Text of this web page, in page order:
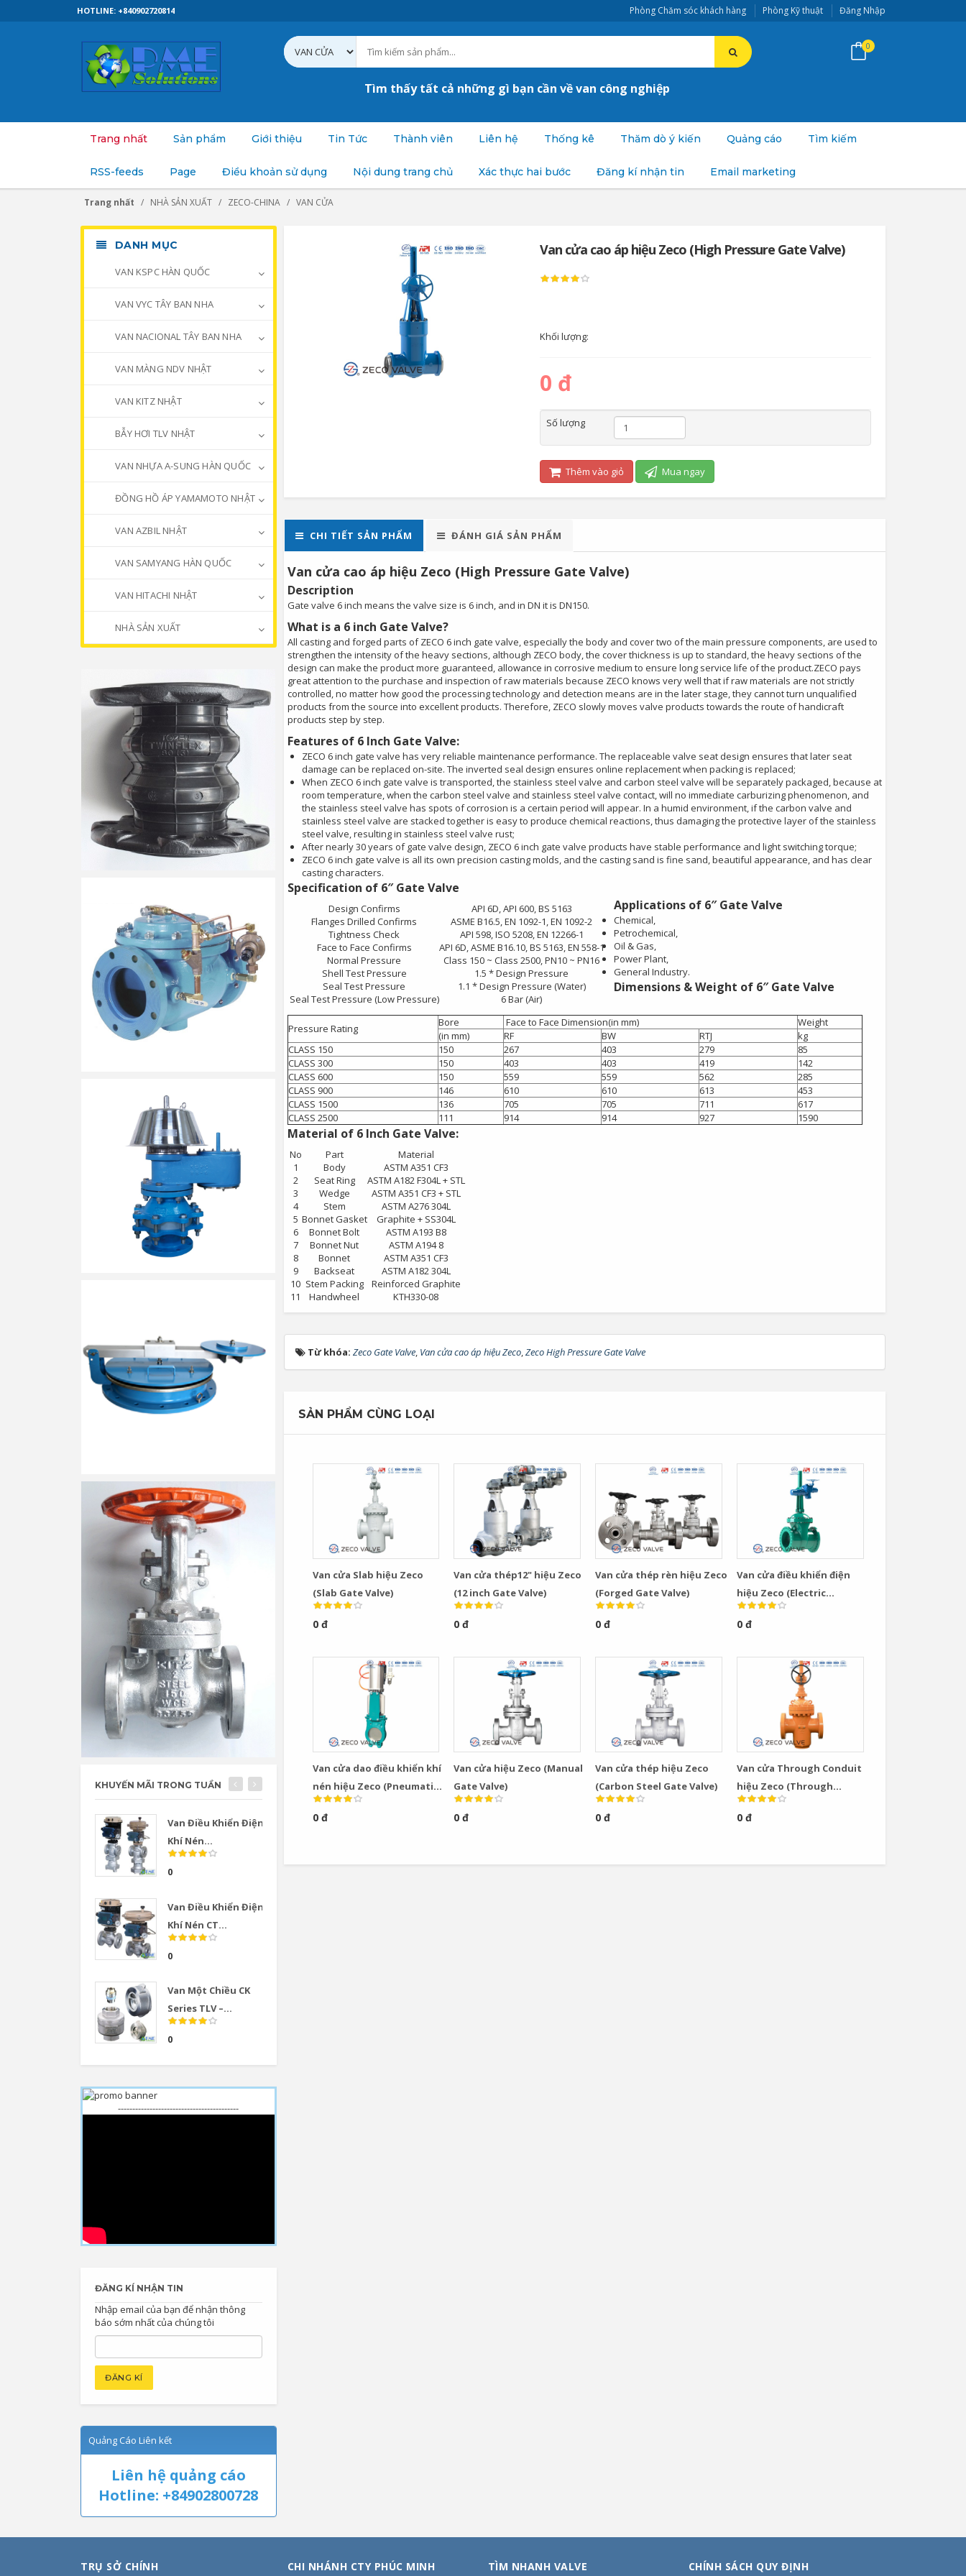
Phòng Chăm sóc khách hàng Phòng Kỹ thuật Đăng Nhập
HOTLINE: +840902720814
Tìm thấy tất cả những gì bạn cần về van công nghiệp
0
Trang nhất Sản phẩm Giới thiệu Tin Tức Thành viên Liên hệ Thống kê Thăm dò ý kiến Quảng cáo Tìm kiếm
RSS-feeds Page Điều khoản sử dụng Nội dung trang chủ Xác thực hai bước Đăng kí nhận tin Email marketing
Trang nhất NHÀ SẢN XUẤT ZECO-CHINA VAN CỬA
Van cửa cao áp hiệu Zeco (High Pressure Gate Valve)
Khối lượng:
0 đ
Số lượng
Thêm vào giỏ Mua ngay
CHI TIẾT SẢN PHẨM ĐÁNH GIÁ SẢN PHẨM
Van cửa cao áp hiệu Zeco (High Pressure Gate Valve)
Description
Gate valve 6 inch means the valve size is 6 inch, and in DN it is DN150.
What is a 6 inch Gate Valve?
All casting and forged parts of ZECO 6 inch gate valve, especially the body and cover two of the main pressure components, are used to
strengthen the intensity of the heavy sections, although ZECO body, the cover thickness is up to standard, the heavy sections of the
design can make the product more guaranteed, allowance in corrosive medium to ensure long service life of the product.ZECO pays
great attention to the purchase and inspection of raw materials because ZECO knows very well that if raw materials are not strictly
controlled, no matter how good the processing technology and detection means are in the later stage, they cannot turn unqualified
products from the source into excellent products. Therefore, ZECO slowly moves valve products towards the route of handicraft
products step by step.
Features of 6 Inch Gate Valve:
ZECO 6 inch gate valve has very reliable maintenance performance. The replaceable valve seat design ensures that later seat
damage can be replaced on-site. The inverted seal design ensures online replacement when packing is replaced;
When ZECO 6 inch gate valve is transported, the stainless steel valve and carbon steel valve will be separately packaged, because at
room temperature, when the carbon steel valve and stainless steel valve contact, will no immediate carburizing phenomenon, and
the stainless steel valve has spots of corrosion is a certain period will appear. In a humid environment, if the carbon valve and
stainless steel valve are stacked together is easy to produce chemical reactions, thus damaging the protective layer of the stainless
steel valve, resulting in stainless steel valve rust;
After nearly 30 years of gate valve design, ZECO 6 inch gate valve products have stable performance and light switching torque;
ZECO 6 inch gate valve is all its own precision casting molds, and the casting sand is fine sand, beautiful appearance, and has clear
casting characters.
Specification of 6″ Gate Valve
Design Confirms
API 6D, API 600, BS 5163
Flanges Drilled Confirms
ASME B16.5, EN 1092-1, EN 1092-2
Tightness Check
API 598, ISO 5208, EN 12266-1
Face to Face Confirms
API 6D, ASME B16.10, BS 5163, EN 558-1
Normal Pressure
Class 150 ~ Class 2500, PN10 ~ PN16
Shell Test Pressure
1.5 * Design Pressure
Seal Test Pressure
1.1 * Design Pressure (Water)
Seal Test Pressure (Low Pressure)
6 Bar (Air)
Applications of 6″ Gate Valve
Chemical,
Petrochemical,
Oil & Gas,
Power Plant,
General Industry.
Dimensions & Weight of 6″ Gate Valve
Pressure Rating Bore Face to Face Dimension(in mm)
Weight
(in mm)
RF BW RTJ
kg
CLASS 150
150 267 403 279
85
CLASS 300
150 403 403 419
142
CLASS 600
150 559 559 562
285
CLASS 900
146 610 610 613
453
CLASS 1500
136 705 705 711
617
CLASS 2500
111 914 914 927 1590
Material of 6 Inch Gate Valve:
No Part
Material
1
Body
ASTM A351 CF3
2
Seat Ring
ASTM A182 F304L + STL
3
Wedge
ASTM A351 CF3 + STL
4
Stem
ASTM A276 304L
5 Bonnet Gasket
Graphite + SS304L
6
Bonnet Bolt
ASTM A193 B8
7
Bonnet Nut
ASTM A194 8
8
Bonnet
ASTM A351 CF3
9
Backseat
ASTM A182 304L
10 Stem Packing
Reinforced Graphite
11
Handwheel KTH330-08
Từ khóa: Zeco Gate Valve, Van cửa cao áp hiệu Zeco,Zeco High Pressure Gate Valve
SẢN PHẨM CÙNG LOẠI
Van cửa Slab hiệu Zeco
(Slab Gate Valve)
0 đ
Van cửa thép12" hiệu Zeco
(12 inch Gate Valve)
0 đ
Van cửa thép rèn hiệu Zeco
(Forged Gate Valve)
0 đ
Van cửa điều khiển điện
hiệu Zeco (Electric
Actuated Gate Valve)
0 đ
Van cửa dao điều khiển khí
nén hiệu Zeco (Pneumatic
Knife Gate Valve)
0 đ
Van cửa hiệu Zeco (Manual
Gate Valve)
0 đ
Van cửa thép hiệu Zeco
(Carbon Steel Gate Valve)
0 đ
Van cửa Through Conduit
hiệu Zeco (Through
Conduit Gate Valve)
0 đ
DANH MỤC
VAN KSPC HÀN QUỐC
VAN VYC TÂY BAN NHA
VAN NACIONAL TÂY BAN NHA
VAN MÀNG NDV NHẬT
VAN KITZ NHẬT
BẪY HƠI TLV NHẬT
VAN NHỰA A-SUNG HÀN QUỐC
ĐỒNG HỒ ÁP YAMAMOTO NHẬT
VAN AZBIL NHẬT
VAN SAMYANG HÀN QUỐC
VAN HITACHI NHẬT
NHÀ SẢN XUẤT
KHUYẾN MÃI TRONG TUẦN
Van Điều Khiển Điện
Khí Nén...
0
Van Điều Khiển Điện
Khí Nén CT...
0
Van Một Chiều CK
Series TLV –...
0
Van Giảm Áp Hơi TLV
------------------------------------------
ĐĂNG KÍ NHẬN TIN
Nhập email của bạn để nhận thông
báo sớm nhất của chúng tôi
Quảng Cáo Liên kết
Liên hệ quảng cáo
Hotline: +84902800728
TRỤ SỞ CHÍNH CHI NHÁNH CTY PHÚC MINH TÌM NHANH VALVE CHÍNH SÁCH QUY ĐỊNH